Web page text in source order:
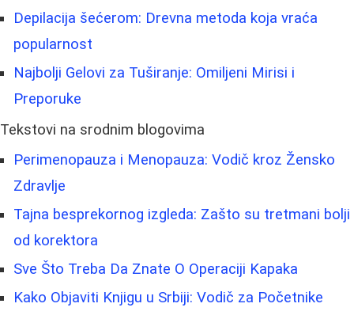
Depilacija šećerom: Drevna metoda koja vraća
popularnost
Najbolji Gelovi za Tuširanje: Omiljeni Mirisi i
Preporuke
Tekstovi na srodnim blogovima
Perimenopauza i Menopauza: Vodič kroz Žensko
Zdravlje
Tajna besprekornog izgleda: Zašto su tretmani bolji
od korektora
Sve Što Treba Da Znate O Operaciji Kapaka
Kako Objaviti Knjigu u Srbiji: Vodič za Početnike